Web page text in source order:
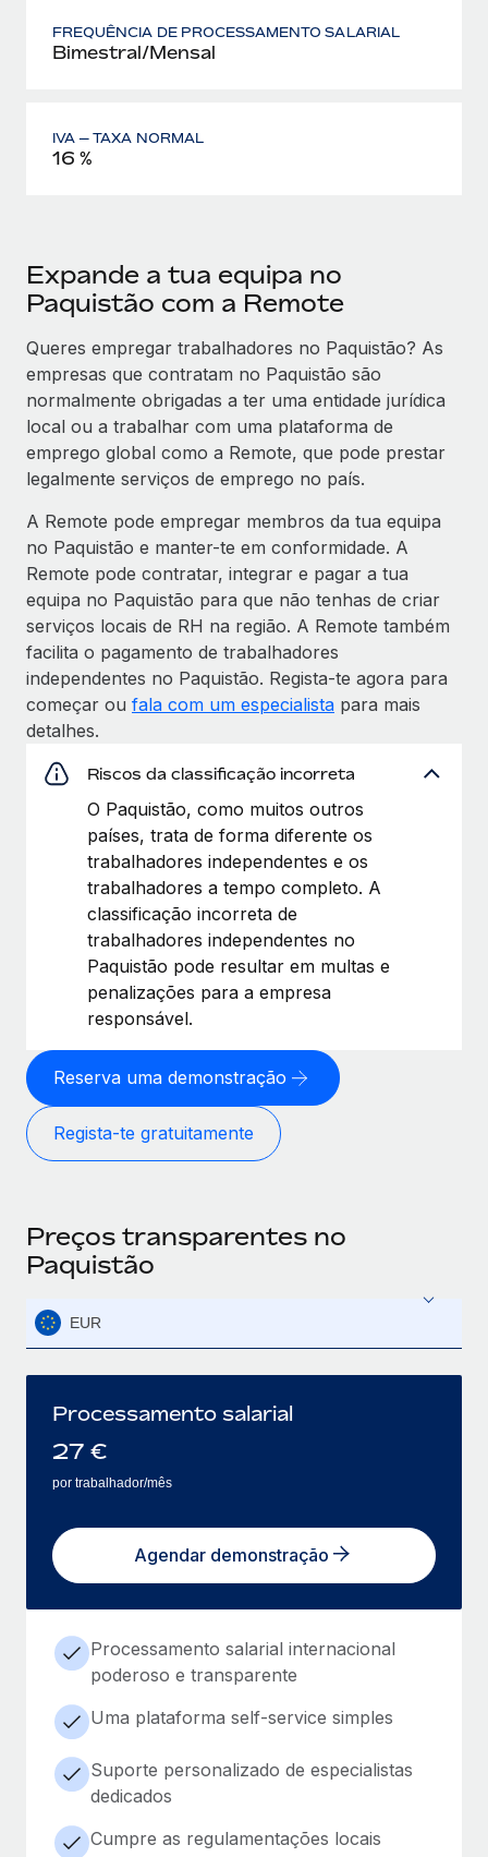
FREQUÊNCIA DE PROCESSAMENTO SALARIAL
Bimestral/Mensal
IVA — TAXA NORMAL
16 %
Expande a tua equipa no
Paquistão com a Remote
Queres empregar trabalhadores no Paquistão? As
empresas que contratam no Paquistão são
normalmente obrigadas a ter uma entidade jurídica
local ou a trabalhar com uma plataforma de
emprego global como a Remote, que pode prestar
legalmente serviços de emprego no país.
A Remote pode empregar membros da tua equipa
no Paquistão e manter-te em conformidade. A
Remote pode contratar, integrar e pagar a tua
equipa no Paquistão para que não tenhas de criar
serviços locais de RH na região. A Remote também
facilita o pagamento de trabalhadores
independentes no Paquistão. Regista-te agora para
começar ou fala com um especialista para mais
detalhes.
Riscos da classificação incorreta
O Paquistão, como muitos outros
países, trata de forma diferente os
trabalhadores independentes e os
trabalhadores a tempo completo. A
classificação incorreta de
trabalhadores independentes no
Paquistão pode resultar em multas e
penalizações para a empresa
responsável.
Reserva uma demonstração
Regista-te gratuitamente
Preços transparentes no
Paquistão
EUR
Processamento salarial
27 €
por trabalhador/mês
Agendar demonstração
Processamento salarial internacional
poderoso e transparente
Uma plataforma self-service simples
Suporte personalizado de especialistas
dedicados
Cumpre as regulamentações locais